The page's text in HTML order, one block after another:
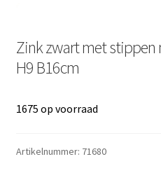
Zink zwart met stippen
H9 B16cm
1675 op voorraad
Artikelnummer: 71680